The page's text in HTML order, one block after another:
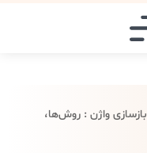
بازسازی واژن : روش‌ها،